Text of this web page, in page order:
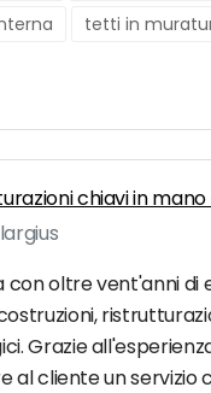
tetti in
chiavi in
con oltre vent'anni di
Grazie
al cliente un servizio